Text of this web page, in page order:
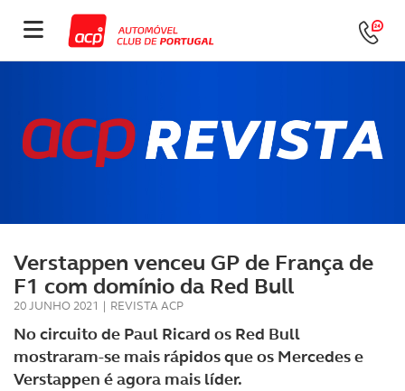
Verstappen venceu GP de França de
F1 com domínio da Red Bull
20 JUNHO 2021 | REVISTA ACP
No circuito de Paul Ricard os Red Bull
mostraram-se mais rápidos que os Mercedes e
Verstappen é agora mais líder.